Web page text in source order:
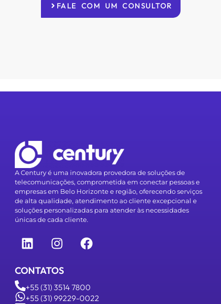
FALE COM UM CONSULTOR
A Century é uma inovadora provedora de soluções de
telecomunicações, comprometida em conectar pessoas e
empresas em Belo Horizonte e região, oferecendo serviços
de alta qualidade, atendimento ao cliente excepcional e
soluções personalizadas para atender às necessidades
únicas de cada cliente.
CONTATOS
+55 (31) 3514 7800
+55 (31) 99229-0022